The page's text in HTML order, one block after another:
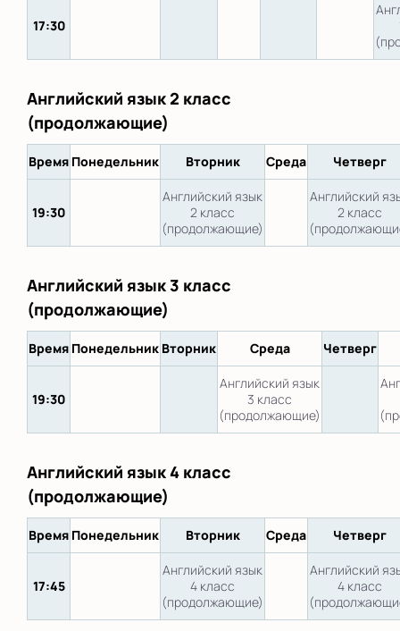
17:30
Английский язык 2 класс
(продолжающие)
Время Понедельник Вторник Среда Четверг
19:30
Английский язык
2 класс
(продолжающие)
Английский
2 класс
Английский язык 3 класс
(продолжающие)
Время Понедельник Вторник Среда Четверг
19:30
Английский язык
3 класс
(продолжающие)
Английский язык 4 класс
(продолжающие)
Время Понедельник Вторник Среда Четверг
17:45
Английский язык
4 класс
(продолжающие)
Английский
4 класс